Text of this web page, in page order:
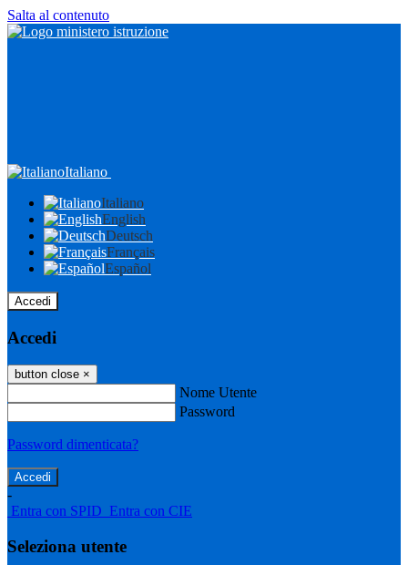
Salta al contenuto
Italiano
Italiano
English
Deutsch
Français
Español
Accedi
Accedi
button close ×
Nome Utente
Password
Password dimenticata?
-
Entra con SPID Entra con CIE
Seleziona utente